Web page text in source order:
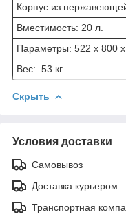
Корпус из
Вместимость: 20 л.
Параметры: 522 x 800
Вес: 53 кг
Скрыть
Условия доставки
Самовывоз
Доставка курьером
Транспортная